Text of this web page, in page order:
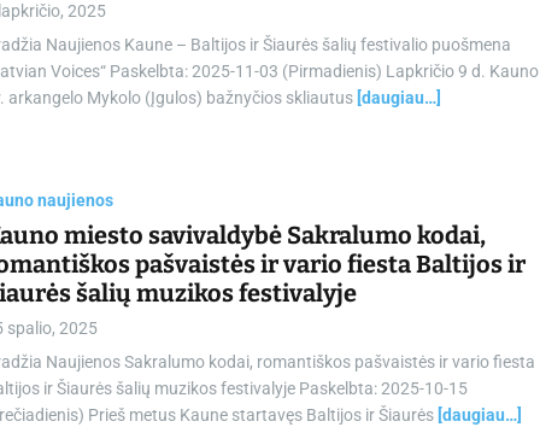
2025
Naujienos Kaune – Baltijos ir Šiaurės šalių festivalio puošmena
Voices“ Paskelbta: 2025-11-03 (Pirmadienis) Lapkričio 9 d. Kauno
arkangelo Mykolo (Įgulos) bažnyčios skliautus [daugiau…]
naujienos
miesto savivaldybė Sakralumo kodai,
pašvaistės ir vario fiesta Baltijos ir
šalių muzikos festivalyje
spalio, 2025
Naujienos Sakralumo kodai, romantiškos pašvaistės ir vario fiesta
ir Šiaurės šalių muzikos festivalyje Paskelbta: 2025-10-15
Prieš metus Kaune startavęs Baltijos ir Šiaurės [daugiau…]